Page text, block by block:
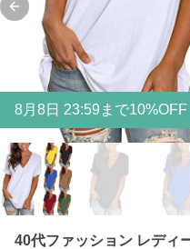
Previous slide
8月 8日 23:59まで10%OFF
40代ファッション レディ